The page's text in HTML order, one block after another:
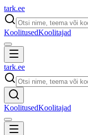
tark.ee
KoolitusedKoolitajad
tark.ee
KoolitusedKoolitajad